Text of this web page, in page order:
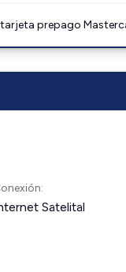
prepago
Satelital